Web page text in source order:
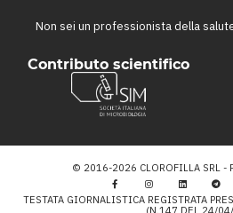
Non sei un professionista della
Contributo scientifico
© 2016-2026 CLOROFILLA SRL -
TESTATA GIORNALISTICA REGISTRATA